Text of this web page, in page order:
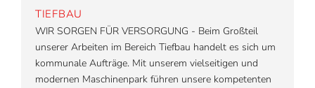
TIEFBAU
WIR SORGEN FÜR VERSORGUNG - Beim Großteil
unserer Arbeiten im Bereich Tiefbau handelt es sich um
kommunale Aufträge. Mit unserem vielseitigen und
modernen Maschinenpark führen unsere kompetenten